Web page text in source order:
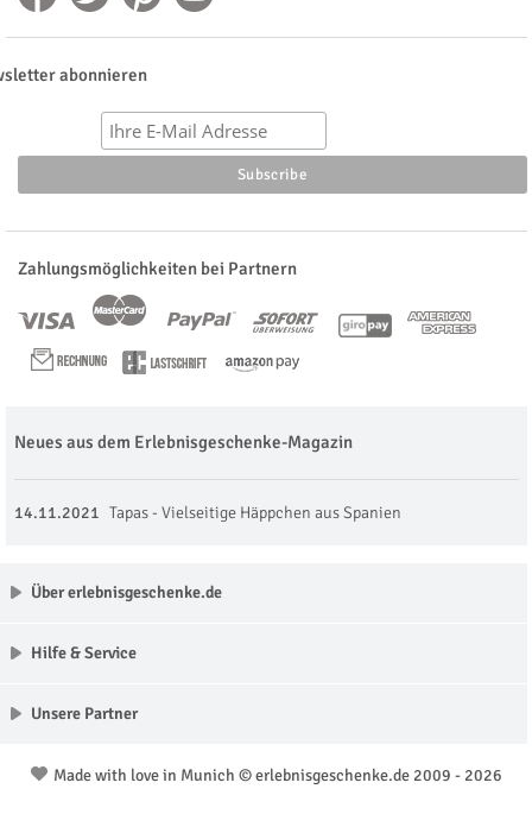
abonnieren
Zahlungsmöglichkeiten bei Partnern
Neues aus dem Erlebnisgeschenke-Magazin
14.11.2021 Tapas - Vielseitige Häppchen aus Spanien
Über erlebnisgeschenke.de
Hilfe & Service
Unsere Partner
Made with love in Munich © erlebnisgeschenke.de 2009 - 2026